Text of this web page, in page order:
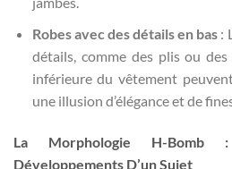
Robes avec des détails en bas :
détails, comme des plis ou
inférieure du vêtement
une illusion d’élégance et de
La Morphologie H-Bomb
Développements D’un Sujet